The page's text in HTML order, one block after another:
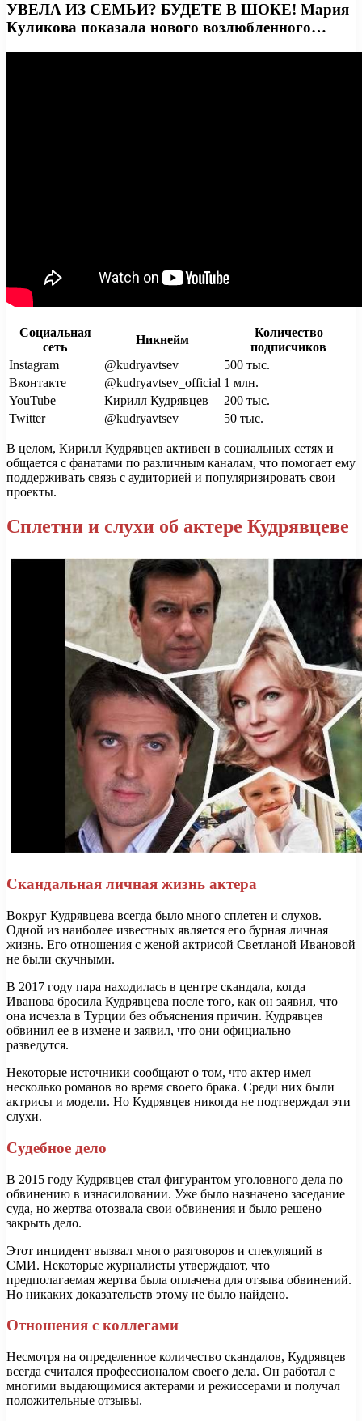
УВЕЛА ИЗ СЕМЬИ? БУДЕТЕ В ШОКЕ! Мария
Куликова показала нового возлюбленного…
Социальная
сеть
Никнейм
Количество
подписчиков
Instagram
@kudryavtsev
500 тыс.
Вконтакте
@kudryavtsev_official 1 млн.
YouTube
Кирилл Кудрявцев
200 тыс.
Twitter
@kudryavtsev 50 тыс.
В целом, Кирилл Кудрявцев активен в социальных сетях и
общается с фанатами по различным каналам, что помогает ему
поддерживать связь с аудиторией и популяризировать свои
проекты.
Сплетни и слухи об актере Кудрявцеве
Скандальная личная жизнь актера
Вокруг Кудрявцева всегда было много сплетен и слухов.
Одной из наиболее известных является его бурная личная
жизнь. Его отношения с женой актрисой Светланой Ивановой
не были скучными.
В 2017 году пара находилась в центре скандала, когда
Иванова бросила Кудрявцева после того, как он заявил, что
она исчезла в Турции без объяснения причин. Кудрявцев
обвинил ее в измене и заявил, что они официально
разведутся.
Некоторые источники сообщают о том, что актер имел
несколько романов во время своего брака. Среди них были
актрисы и модели. Но Кудрявцев никогда не подтверждал эти
слухи.
Судебное дело
В 2015 году Кудрявцев стал фигурантом уголовного дела по
обвинению в изнасиловании. Уже было назначено заседание
суда, но жертва отозвала свои обвинения и было решено
закрыть дело.
Этот инцидент вызвал много разговоров и спекуляций в
СМИ. Некоторые журналисты утверждают, что
предполагаемая жертва была оплачена для отзыва обвинений.
Но никаких доказательств этому не было найдено.
Отношения с коллегами
Несмотря на определенное количество скандалов, Кудрявцев
всегда считался профессионалом своего дела. Он работал с
многими выдающимися актерами и режиссерами и получал
положительные отзывы.